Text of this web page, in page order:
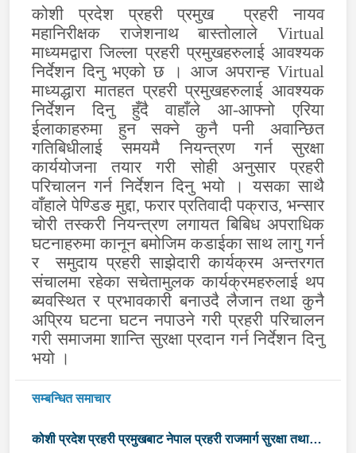
कोशी प्रदेश प्रहरी प्रमुख
प्रहरी नायव
महानिरीक्षक राजेशनाथ बास्तोलाले Virtual
माध्यमद्वारा जिल्ला प्रहरी प्रमुखहरुलाई आवश्यक
निर्देशन दिनु भएको छ । आज अपरान्ह Virtual
माध्यद्धारा मातहत प्रहरी प्रमुखहरुलाई आवश्यक
निर्देशन दिनु हुँदै वाहाँले आ-आफ्नो एरिया
ईलाकाहरुमा हुन सक्ने कुनै पनी अवान्छित
गतिबिधीलाई समयमै नियन्त्रण गर्न सुरक्षा
कार्ययोजना तयार गरी सोही अनुसार प्रहरी
परिचालन गर्न निर्देशन दिनु भयो । यसका साथै
वाँहाले पेण्डिङ मुद्दा,फरार प्रतिवादी पक्राउ,भन्सार
चोरी तस्करी नियन्त्रण लगायत बिबिध अपराधिक
घटनाहरुमा कानून बमोजिम कडाईका साथ लागु गर्न
र
समुदाय प्रहरी साझेदारी कार्यक्रम अन्तरगत
संचालमा रहेका सचेतामुलक कार्यक्रमहरुलाई थप
ब्यवस्थित र प्रभावकारी बनाउदै लैजान तथा कुनै
अप्रिय घटना घटन नपाउने गरी प्रहरी परिचालन
गरी समाजमा शान्ति सुरक्षा प्रदान गर्न निर्देशन दिनु
भयो ।
सम्बन्धित समाचार
कोशी प्रदेश प्रहरी प्रमुखबाट नेपाल प्रहरी राजमार्ग सुरक्षा तथा